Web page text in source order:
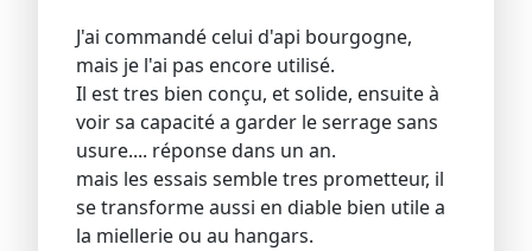
J'ai commandé celui d'api bourgogne,
mais je l'ai pas encore utilisé.
Il est tres bien conçu, et solide, ensuite à
voir sa capacité a garder le serrage sans
usure.... réponse dans un an.
mais les essais semble tres prometteur, il
se transforme aussi en diable bien utile a
la miellerie ou au hangars.